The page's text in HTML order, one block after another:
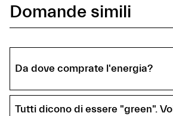
Domande simili
Da dove comprate l'energia?
Tutti dicono di essere "green".